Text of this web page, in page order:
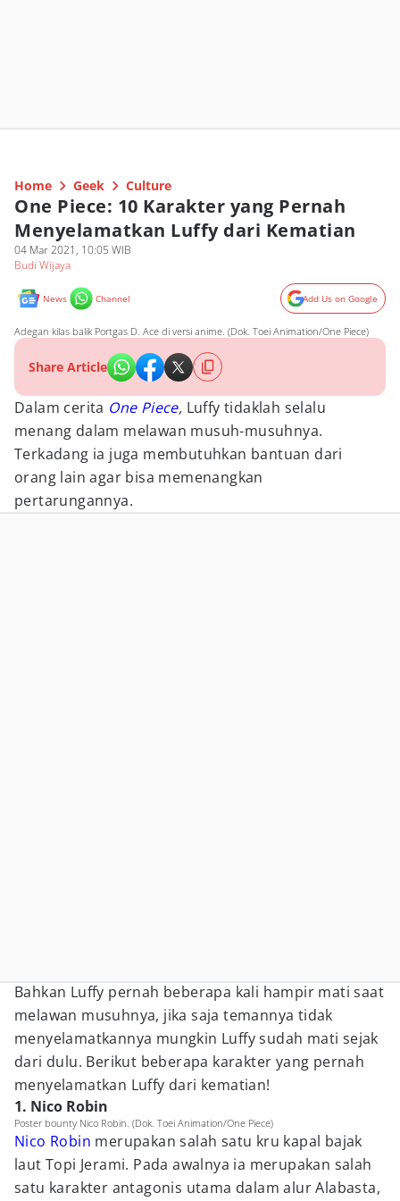
Home Geek Culture
One Piece: 10 Karakter yang Pernah
Menyelamatkan Luffy dari Kematian
04 Mar 2021, 10:05 WIB
Budi Wijaya
News Channel Add Us on Google
Adegan kilas balik Portgas D. Ace di versi anime. (Dok. Toei Animation/One Piece)
Share Article
Dalam cerita One Piece, Luffy tidaklah selalu
menang dalam melawan musuh-musuhnya.
Terkadang ia juga membutuhkan bantuan dari
orang lain agar bisa memenangkan
pertarungannya.
Bahkan Luffy pernah beberapa kali hampir mati saat
melawan musuhnya, jika saja temannya tidak
menyelamatkannya mungkin Luffy sudah mati sejak
dari dulu. Berikut beberapa karakter yang pernah
menyelamatkan Luffy dari kematian!
1. Nico Robin
Poster bounty Nico Robin. (Dok. Toei Animation/One Piece)
Nico Robin merupakan salah satu kru kapal bajak
laut Topi Jerami. Pada awalnya ia merupakan salah
satu karakter antagonis utama dalam alur Alabasta,